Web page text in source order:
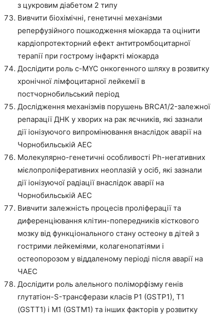
з цукровим діабетом 2 типу
Вивчити біохімічні, генетичні механізми
реперфузійного пошкодження міокарда та оцінити
кардіопротекторний ефект антитромбоцитарної
терапії при гострому інфаркті міокарда
Дослідити роль с-MYC онкогенного шляху в розвитку
хронічної лімфоцитарної лейкемії в
постчорнобильський період
Дослідження механізмів порушень BRCA1/2-залежної
репарації ДНК у хворих на рак яєчників, які зазнали
дії іонізуючого випромінювання внаслідок аварії на
Чорнобильській АЕС
Молекулярно-генетичні особливості Ph-негативних
мієлопроліферативних неоплазій у осіб, які зазнали
дії іонізуючої радіації внаслідок аварії на
Чорнобильській АЕС
Вивчити залежність процесів проліферації та
диференціювання клітин-попередників кісткового
мозку від функціонального стану остеону в дітей з
гострими лейкеміями, колагенопатіями і
остеопорозом у віддаленому періоді після аварії на
ЧАЕС
Дослідити роль алельного поліморфізму генів
глутатіон-S-трансферази класів Р1 (GSTР1), Т1
(GSTT1) і М1 (GSTМ1) та інших факторів у розвитку